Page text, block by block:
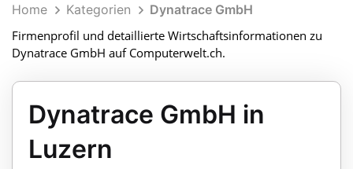
Home Kategorien
Dynatrace GmbH
Firmenprofil und detaillierte Wirtschaftsinformationen zu
Dynatrace GmbH auf Computerwelt.ch.
Dynatrace GmbH in
Luzern